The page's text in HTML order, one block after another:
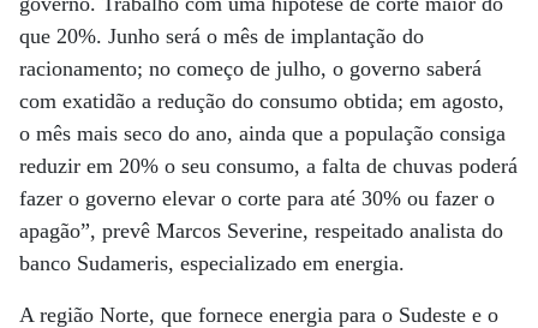
que 20%. Junho será o mês de implantação do
racionamento; no começo de julho, o governo saberá
com exatidão a redução do consumo obtida; em agosto,
o mês mais seco do ano, ainda que a população consiga
reduzir em 20% o seu consumo, a falta de chuvas poderá
fazer o governo elevar o corte para até 30% ou fazer o
apagão”, prevê Marcos Severine, respeitado analista do
banco Sudameris, especializado em energia.
A região Norte, que fornece energia para o Sudeste e o